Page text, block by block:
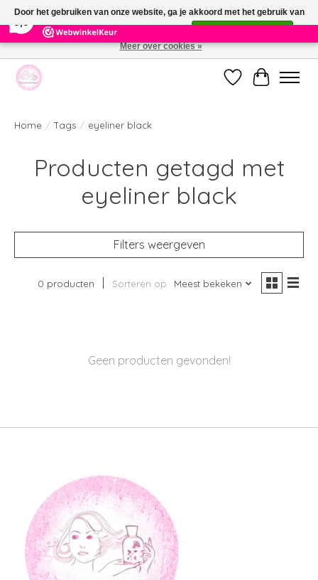
391 Reviews ×
Welkom bij de nieuwe webshop van Parfumerie Marie Rose
Verlanglijst
Home / Tags / eyeliner black
Producten getagd met
eyeliner black
Filters weergeven
0 producten Sorteren op Meest bekeken
Geen producten gevonden!
Door het gebruiken van onze website, ga je akkoord met het gebruik van
cookies om onze website te verbeteren.
Meer over cookies »